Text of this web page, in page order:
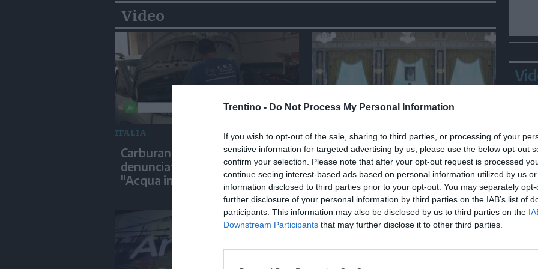
Trentino - Do Not Process My Personal Information
If you wish to opt-out of the sale, sharing to third parties, or processing of your
sensitive information for targeted advertising by us, please use the below opt-out
confirm your selection. Please note that after your opt-out request is processed
continue seeing interest-based ads based on personal information utilized by us
information disclosed to third parties prior to your opt-out. You may separately
further disclosure of your personal information by third parties on the IAB’s list of
participants. This information may also be disclosed by us to third parties on the
Downstream Participants that may further disclose it to other third parties.
Video
ITALIA
Carburanti, la frode
denunciata dei meccanici:
"Acqua in gasolio e benzina"
MONDO
Firmato patto sulla difesa tra
Turchia, Arabia Saudita e
Pakistan